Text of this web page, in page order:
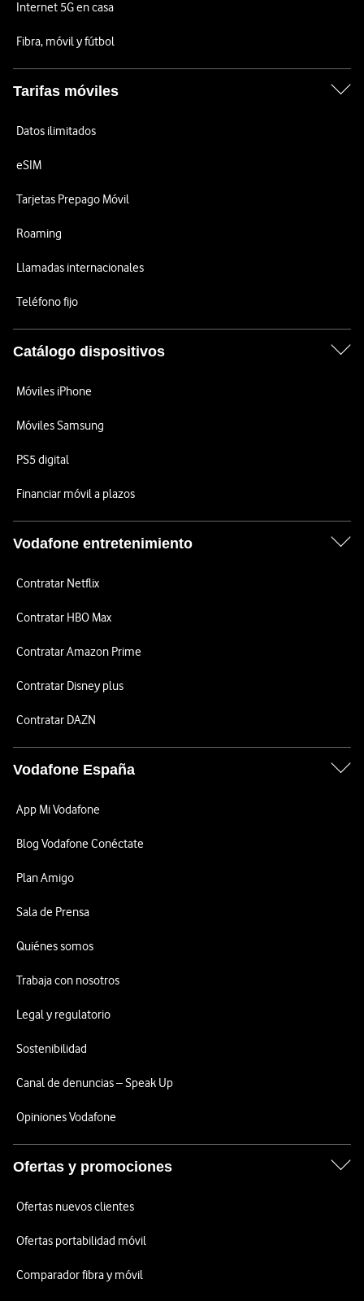
Internet 5G en casa
Fibra, móvil y fútbol
Tarifas móviles
Datos ilimitados
eSIM
Tarjetas Prepago Móvil
Roaming
Llamadas internacionales
Teléfono fijo
Catálogo dispositivos
Móviles iPhone
Móviles Samsung
PS5 digital
Financiar móvil a plazos
Vodafone entretenimiento
Contratar Netflix
Contratar HBO Max
Contratar Amazon Prime
Contratar Disney plus
Contratar DAZN
Vodafone España
App Mi Vodafone
Blog Vodafone Conéctate
Plan Amigo
Sala de Prensa
Quiénes somos
Trabaja con nosotros
Legal y regulatorio
Sostenibilidad
Canal de denuncias – Speak Up
Opiniones Vodafone
Ofertas y promociones
Ofertas nuevos clientes
Ofertas portabilidad móvil
Comparador fibra y móvil